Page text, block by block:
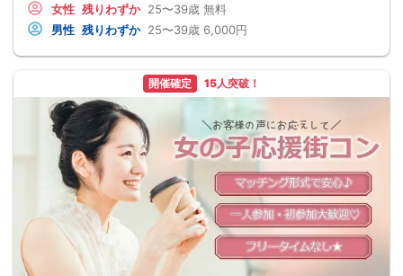
女性 残りわずか 25〜39歳 無料
男性 残りわずか 25〜39歳 6,000円
開催確定 15人突破！